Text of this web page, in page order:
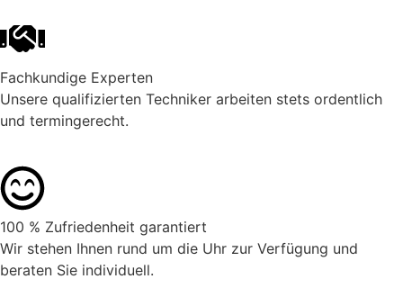
Fachkundige Experten
Unsere qualifizierten Techniker arbeiten stets ordentlich
und termingerecht.
100 % Zufriedenheit garantiert
Wir stehen Ihnen rund um die Uhr zur Verfügung und
beraten Sie individuell.